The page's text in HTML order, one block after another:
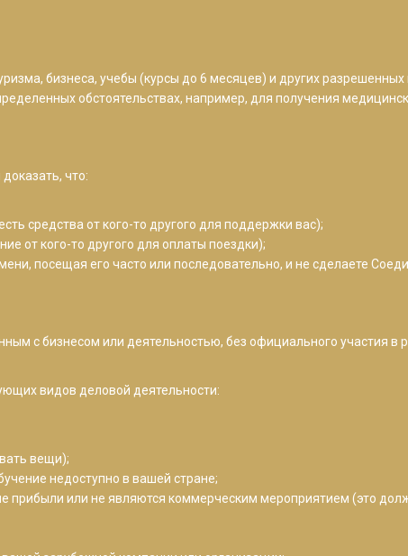
бизнеса, учебы (курсы до 6 месяцев) и других разрешенных
обстоятельствах, например, для получения
что:
средства от кого-то другого для поддержки вас);
от кого-то другого для оплаты поездки);
посещая его часто или последовательно, и не сделаете
с бизнесом или деятельностью, без официального участия в
видов деловой деятельности:
вещи);
недоступно в вашей стране;
прибыли или не являются коммерческим мероприятием (это